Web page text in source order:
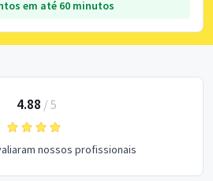
em até 60 minutos
4.88 / 5
nossos profissionais